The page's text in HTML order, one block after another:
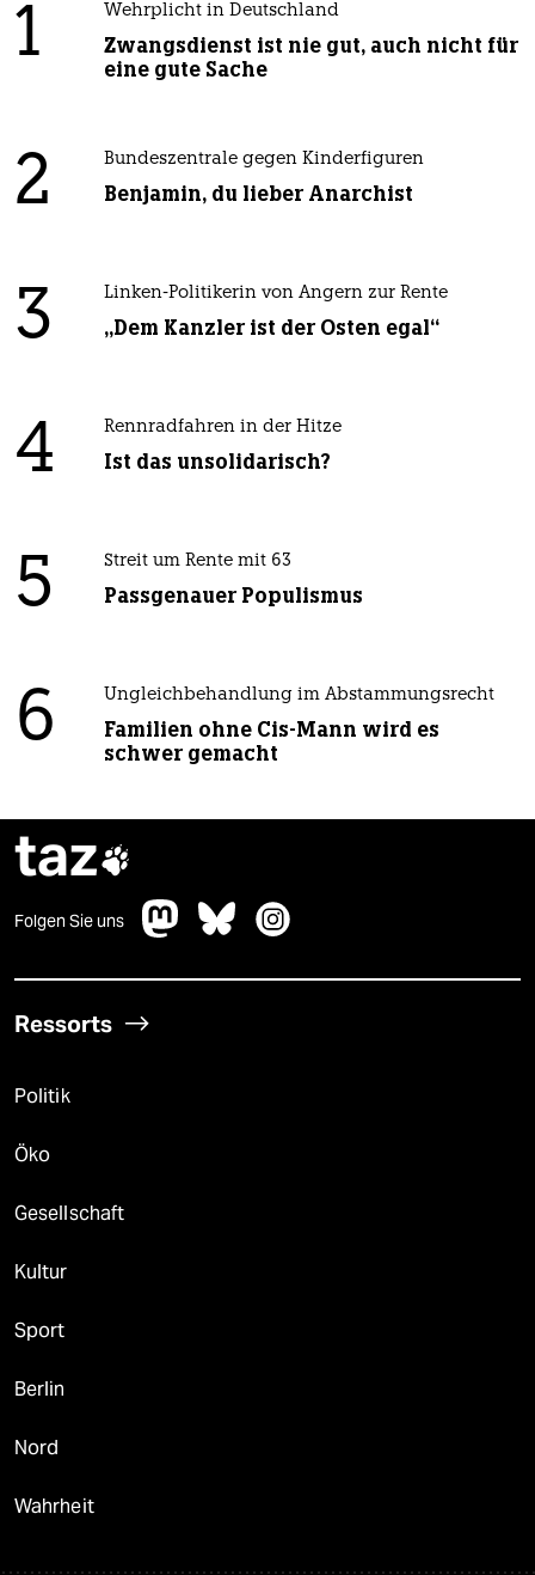
1 Wehrplicht in Deutschland
Zwangsdienst ist nie gut, auch nicht für
eine gute Sache
2 Bundeszentrale gegen Kinderfiguren
Benjamin, du lieber Anarchist
3 Linken-Politikerin von Angern zur Rente
„Dem Kanzler ist der Osten egal“
4 Rennradfahren in der Hitze
Ist das unsolidarisch?
5 Streit um Rente mit 63
Passgenauer Populismus
6 Ungleichbehandlung im Abstammungsrecht
Familien ohne Cis-Mann wird es
schwer gemacht
taz
Folgen Sie uns
Ressorts
Politik
Öko
Gesellschaft
Kultur
Sport
Berlin
Nord
Wahrheit